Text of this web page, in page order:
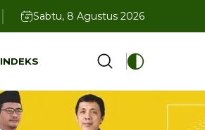
Sabtu, 8 Agustus 2026
INDEKS